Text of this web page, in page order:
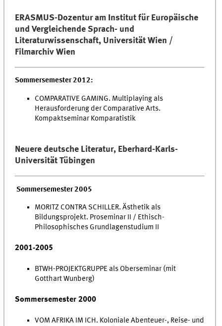
ERASMUS-Dozentur am Institut für Europäische
und Vergleichende Sprach- und
Literaturwissenschaft, Universität Wien /
Filmarchiv Wien
Sommersemester 2012:
COMPARATIVE GAMING. Multiplaying als
Herausforderung der Comparative Arts.
Kompaktseminar Komparatistik
Neuere deutsche Literatur, Eberhard-Karls-
Universität Tübingen
Sommersemester 2005
MORITZ CONTRA SCHILLER. Ästhetik als
Bildungsprojekt. Proseminar II / Ethisch-
Philosophisches Grundlagenstudium II
2001-2005
BTWH-PROJEKTGRUPPE als Oberseminar (mit
Gotthart Wunberg)
Sommersemester 2000
VOM AFRIKA IM ICH. Koloniale Abenteuer-, Reise- und